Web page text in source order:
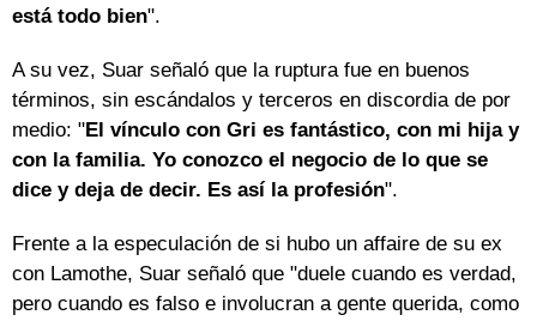
está todo bien".
A su vez, Suar señaló que la ruptura fue en buenos
términos, sin escándalos y terceros en discordia de por
medio: "El vínculo con Gri es fantástico, con mi hija y
con la familia. Yo conozco el negocio de lo que se
dice y deja de decir. Es así la profesión".
Frente a la especulación de si hubo un affaire de su ex
con Lamothe, Suar señaló que "duele cuando es verdad,
pero cuando es falso e involucran a gente querida, como